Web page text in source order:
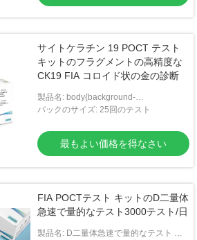
サイトケラチン 19 POCT テスト
キットのフラグメントの高精度な
CK19 FIA コロイド状の金の診断
製品名: body{background-
color:#FFFFFF} 非法阻断153
パックのサイズ: 25回のテスト
最もよい価格を得なさい
FIA POCTテスト キットのD二量体
急速で量的なテスト3000テスト/日
製品名: D二量体急速で量的なテスト キ